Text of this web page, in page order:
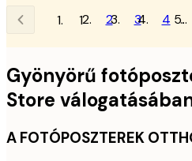
1 2 3 4 …
Gyönyörű
Store
A FOTÓPOSZTEREK